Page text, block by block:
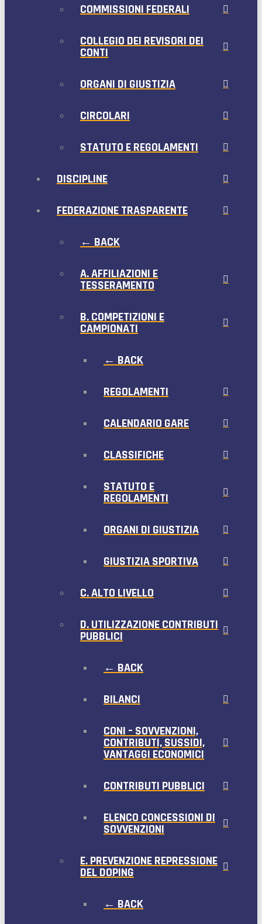
COMMISSIONI FEDERALI
COLLEGIO DEI REVISORI DEI
CONTI
ORGANI DI GIUSTIZIA
CIRCOLARI
STATUTO E REGOLAMENTI
DISCIPLINE
FEDERAZIONE TRASPARENTE
← BACK
A. AFFILIAZIONI E
TESSERAMENTO
B. COMPETIZIONI E
CAMPIONATI
← BACK
REGOLAMENTI
CALENDARIO GARE
CLASSIFICHE
STATUTO E
REGOLAMENTI
ORGANI DI GIUSTIZIA
GIUSTIZIA SPORTIVA
C. ALTO LIVELLO
D. UTILIZZAZIONE CONTRIBUTI
PUBBLICI
← BACK
BILANCI
CONI – SOVVENZIONI,
CONTRIBUTI, SUSSIDI,
VANTAGGI ECONOMICI
CONTRIBUTI PUBBLICI
ELENCO CONCESSIONI DI
SOVVENZIONI
E. PREVENZIONE REPRESSIONE
DEL DOPING
← BACK